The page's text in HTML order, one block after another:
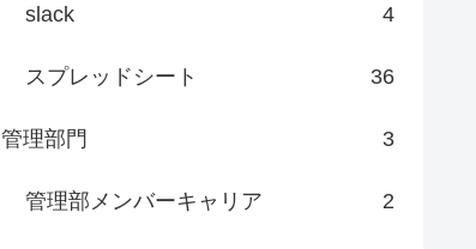
slack 4
スプレッドシート 36
管理部門 3
管理部メンバーキャリア 2